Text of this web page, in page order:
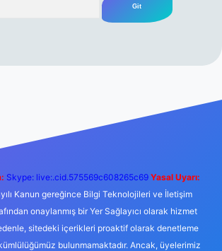
m elexbet
Skype: live:.cid.575569c608265c69 Yasal Uyarı:
Kanun gereğince Bilgi Teknolojileri ve İletişim
onaylanmış bir Yer Sağlayıcı olarak hizmet
sitedeki içerikleri proaktif olarak denetleme
bulunmamaktadır. Ancak, üyelerimiz